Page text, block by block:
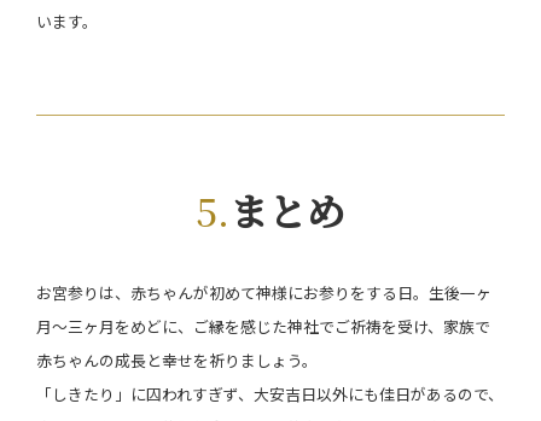
います。
まとめ
お宮参りは、赤ちゃんが初めて神様にお参りをする日。 生後一ヶ
月～三ヶ月をめどに、ご縁を感じた神社でご祈祷を受け、家族で
赤ちゃんの成長と幸せを祈りましょう。
「しきたり」に囚われすぎず、大安吉日以外にも佳日があるので、